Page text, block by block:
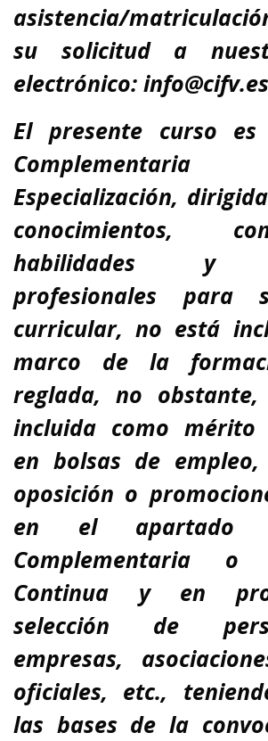
asistencia/
su solicitud a
electrónico:
El presente curso es
Especialización,
conocimientos,
habilidades y
profesionales para
curricular,no está
marco de la
reglada, no
incluida como mérito
en bolsas de empleo,
oposición o
en el apartado
Complementaria o
Continua y en
selección de
empresas,
oficiales, etc.,
las bases de la